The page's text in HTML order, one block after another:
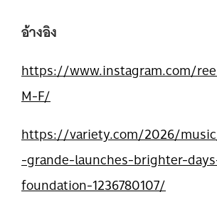
อ้างอิง
https://www.instagram.com/
M-F/
https://variety.com/2026/
-grande-launches-brighter-
foundation-1236780107/